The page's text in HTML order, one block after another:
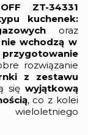
ZT-34331
kuchenek:
oraz
nie wchodzą w
przygotowanie
rozwiązanie
z zestawu
sięwyjątkową
, co z kolei